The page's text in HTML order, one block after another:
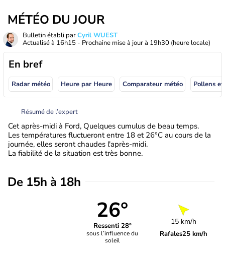
MÉTÉO DU JOUR
Bulletin établi parCyril WUEST
Actualisé à 16h15 - Prochaine mise à jour à 19h30 (heure locale)
En bref
Radar météo Heure par Heure Comparateur météo Pollens
Résumé de l’expert
Cet après-midi à Ford, Quelques cumulus de beau temps.
Les températures fluctueront entre 18 et 26°C au cours de la
journée, elles seront chaudes l'après-midi.
La fiabilité de la situation est très bonne.
De 15h à 18h
26°
Ressenti 28°
sous l’influence du
soleil
15 km/h
Rafales25 km/h